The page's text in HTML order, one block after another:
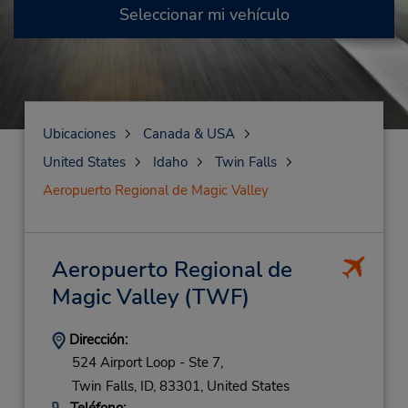
Seleccionar mi vehículo
Ubicaciones
Canada & USA
United States
Idaho
Twin Falls
Aeropuerto Regional de Magic Valley
Aeropuerto Regional de
Magic Valley(TWF)
Dirección:
524 Airport Loop - Ste 7,
Twin Falls, ID, 83301, United States